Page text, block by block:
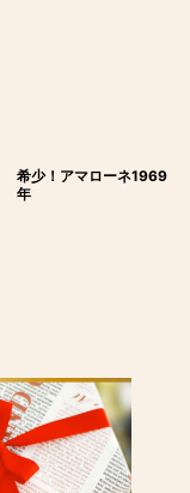
希少！アマローネ1969
年